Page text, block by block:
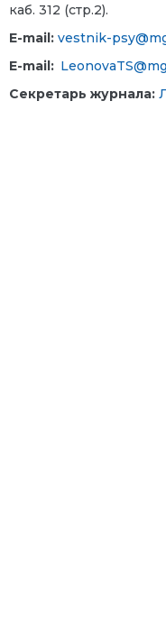
каб. 312 (стр.2).
E-mail: vestnik-
E-mail:
Секретарь журнала: